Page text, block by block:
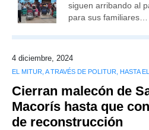
siguen arribando al
para sus familiares…
4 diciembre, 2024
EL MITUR, A TRAVÉS DE POLITUR, HASTA
Cierran malecón de
Macorís hasta que
de reconstrucción